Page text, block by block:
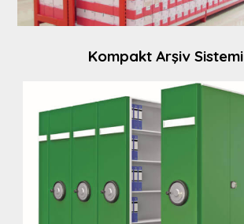
Kompakt Arşiv Sistemi